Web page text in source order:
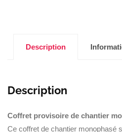
Description
Description
Coffret provisoire de chantier
Ce coffret de chantier monophasé